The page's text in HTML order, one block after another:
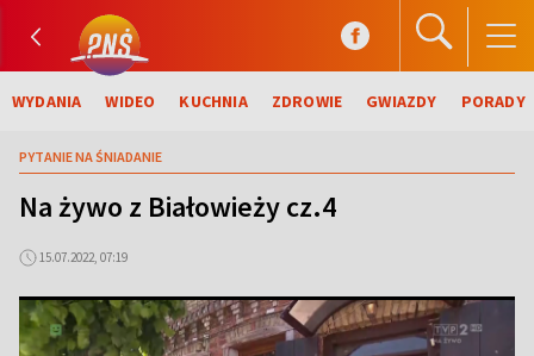
WYDANIA WIDEO KUCHNIA ZDROWIE GWIAZDY PORADY
PYTANIE NA ŚNIADANIE
Na żywo z Białowieży cz.4
15.07.2022, 07:19